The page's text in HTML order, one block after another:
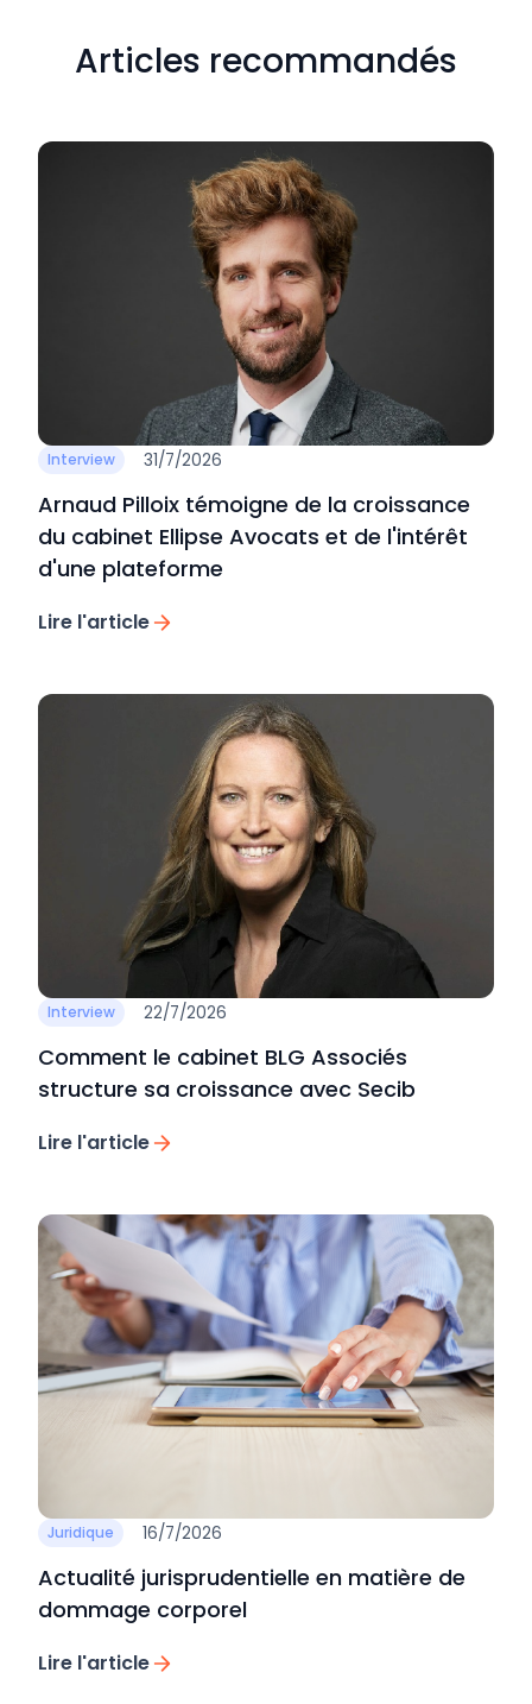
Articles recommandés
Interview 31/7/2026
Arnaud Pilloix témoigne de la croissance
du cabinet Ellipse Avocats et de l'intérêt
d'une plateforme
Lire l'article
Interview 22/7/2026
Comment le cabinet BLG Associés
structure sa croissance avec Secib
Lire l'article
Juridique 16/7/2026
Actualité jurisprudentielle en matière de
dommage corporel
Lire l'article